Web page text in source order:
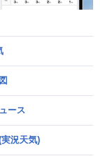
ース
況天気)